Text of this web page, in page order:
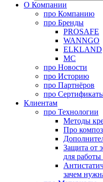
О Компании
про Компанию
про Бренды
PROSAFE
WANNGO
ELKLAND
MC
про Новости
про Историю
про Партнёров
про
Клиентам
про Технологии
Методы
Про
Защита от
для
зачем